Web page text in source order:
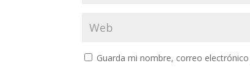
Guarda mi nombre, correo